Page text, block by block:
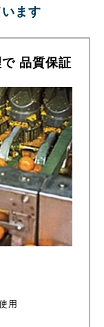
ます
品質保証
用